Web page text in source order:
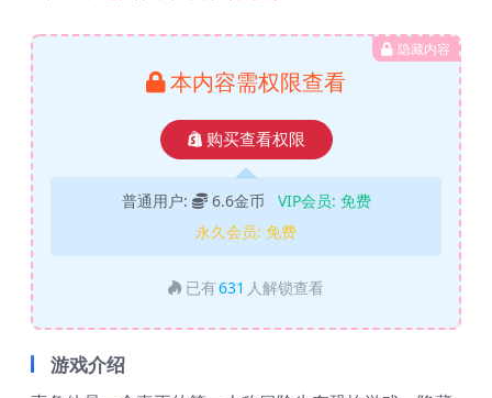
隐藏内容
本内容需权限查看
购买查看权限
普通用户: 6.6金币 VIP会员: 免费
永久会员: 免费
已有631 人解锁查看
游戏介绍